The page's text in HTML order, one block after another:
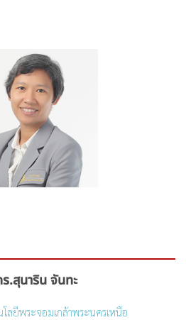
.สุนาริน จันทะ
ลยีพระจอมเกล้าพระนครเหนือ